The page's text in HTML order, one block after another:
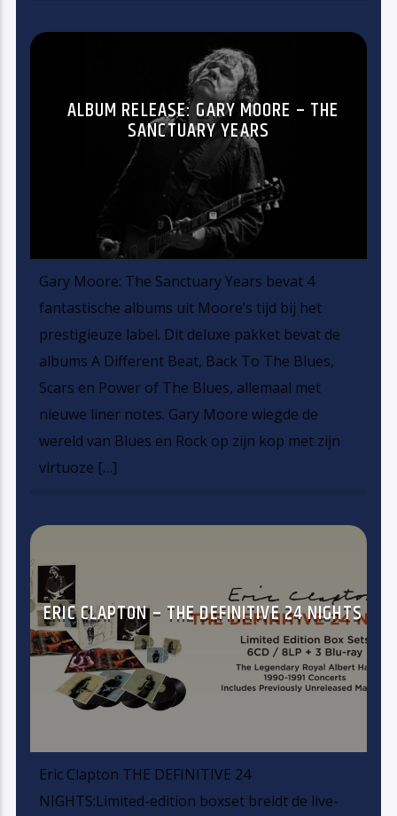
ALBUM RELEASE: GARY MOORE – THE
SANCTUARY YEARS
Gary Moore: The Sanctuary Years bevat 4
fantastische albums uit Moore’s tijd bij het
prestigieuze label. Dit deluxe pakket bevat de
albums A Different Beat, Back To The Blues,
Scars en Power of The Blues, allemaal met
nieuwe liner notes. Gary Moore wiegde de
wereld van Blues en Rock op zijn kop met zijn
virtuoze […]
ERIC CLAPTON – THE DEFINITIVE 24 NIGHTS
Eric Clapton THE DEFINITIVE 24
NIGHTS:Limited-edition boxset breidt de live-